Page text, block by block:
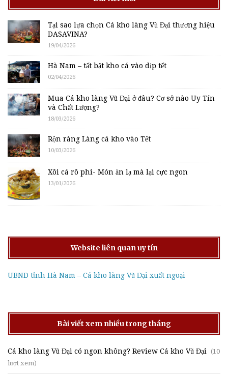
Tại sao lựa chọn Cá kho làng Vũ Đại thương hiệu
DASAVINA?
19/04/2026
Hà Nam – tất bật kho cá vào dịp tết
02/04/2026
Mua Cá kho làng Vũ Đại ở đâu? Cơ sở nào Uy Tín
và Chất Lượng?
18/03/2026
Rộn ràng Làng cá kho vào Tết
10/03/2026
Xôi cá rô phi- Món ăn lạ mà lại cực ngon
13/01/2026
Website liên quan uy tín
UBND tỉnh Hà Nam – Cá kho làng Vũ Đại xuất ngoại
Bài viết xem nhiều trong tháng
Cá kho làng Vũ Đại có ngon không? Review Cá kho Vũ Đại (10
lượt xem)